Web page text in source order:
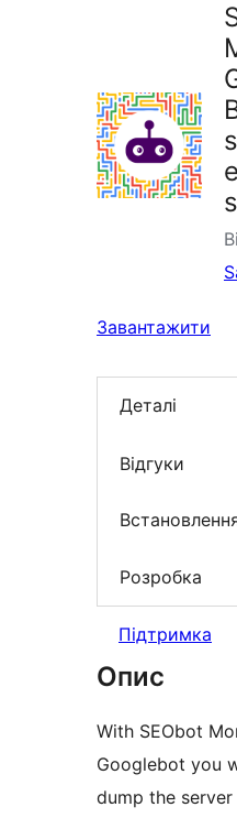
Завантажити
Деталі
Відгуки
Розробка
Підтримка
Опис
With SEObot
Googlebot you
dump the